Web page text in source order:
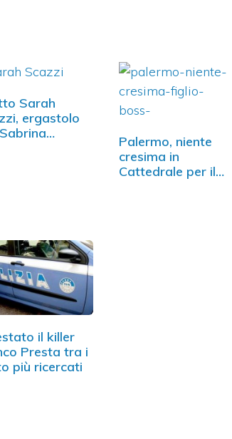
Sarah
ergastolo
Palermo, niente
cresima in
Cattedrale per il
il killer
Presta tra i
più ricercati